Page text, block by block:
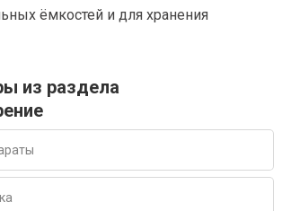
ёмкостей и для хранения
из раздела